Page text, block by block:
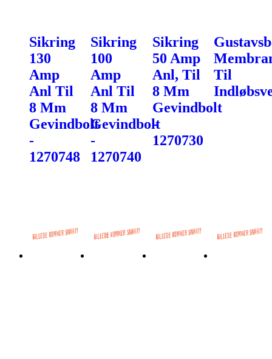
Sikring
130
Amp
Anl Til
8 Mm
Gevindbolt
-
1270748
Sikring
100
Amp
Anl Til
8 Mm
Gevindbolt
-
1270740
Sikring
50 Amp
Anl, Til
8 Mm
Gevindbolt
-
1270730
Til